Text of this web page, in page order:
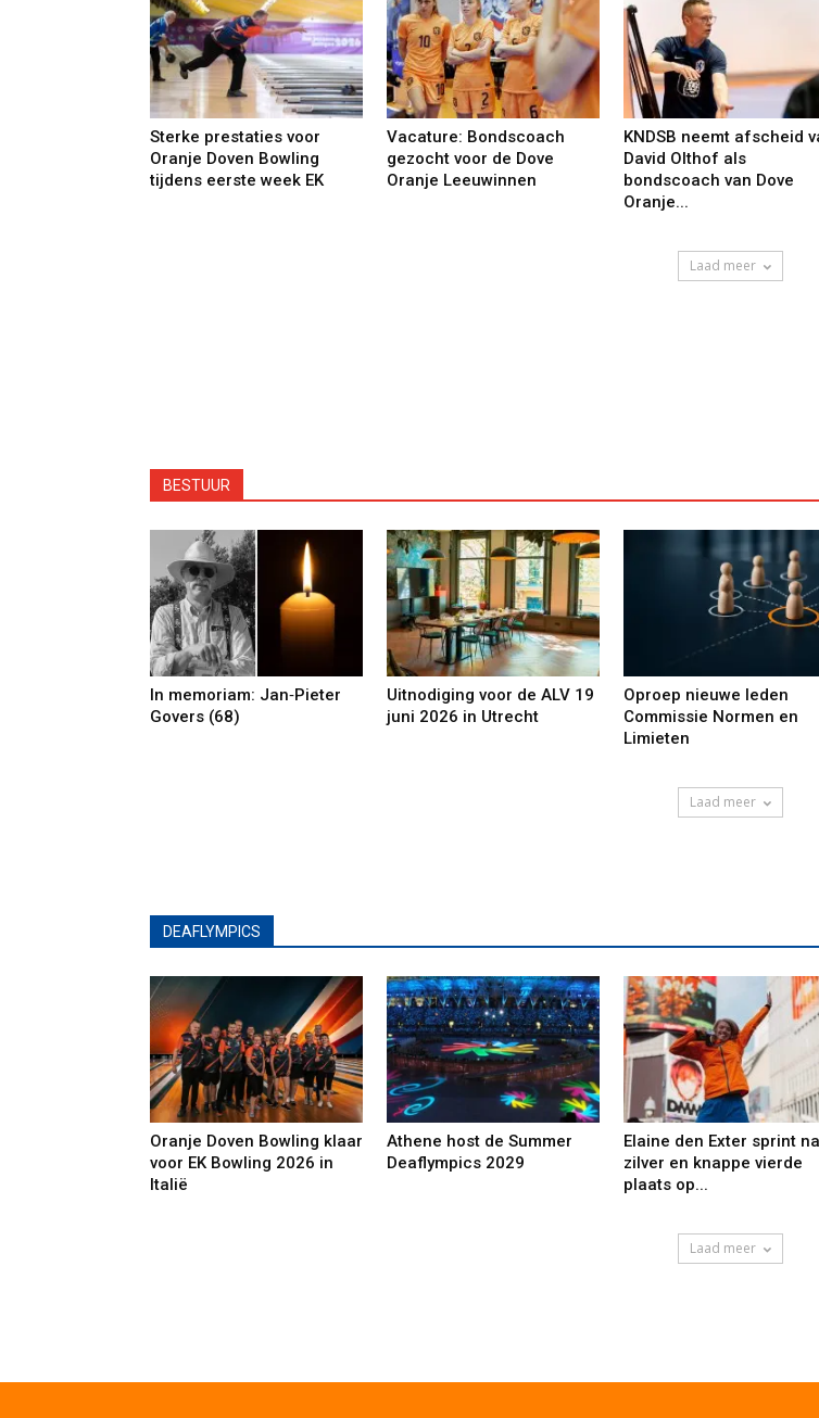
Sterke prestaties voor
Oranje Doven Bowling
tijdens eerste week EK
Vacature: Bondscoach
gezocht voor de Dove
Oranje Leeuwinnen
KNDSB neemt afscheid
David Olthof als
bondscoach van Dove
Oranje...
Laad meer
BESTUUR
In memoriam: Jan‑Pieter
Govers (68)
Uitnodiging voor de ALV 19
juni 2026 in Utrecht
Oproep nieuwe leden
Commissie Normen en
Limieten
Laad meer
DEAFLYMPICS
Oranje Doven Bowling klaar
voor EK Bowling 2026 in
Italië
Athene host de Summer
Deaflympics 2029
Elaine den Exter sprint
zilver en knappe vierde
plaats op...
Laad meer